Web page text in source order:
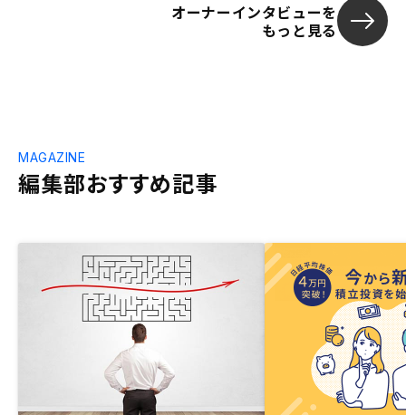
オーナーインタビューを
もっと見る
編集部おすすめ記事
MAGAZINE